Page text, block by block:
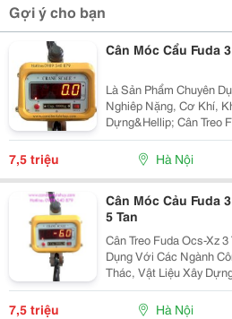
Gợi ý cho bạn
Cân Móc Cẩu Fuda
Là Sản Phẩm Chuyên
Nghiêp Nặng, Cơ Khí,
Dựng&Hellip; Cân Treo
Được Công Ty Điện Máy
Được Sản Xuất Theo
Chắc Chắn, Bền
7,5 triệu Hà Nội
Cân Móc Cảu Fuda
5 Tan
Cân Treo Fuda Ocs-Xz 3 Tấn/1Kg Là
Dụng Với Các Ngành
Thác, Vật Liệu Xây
Có Thiết Kế Chắc
Của Môi Trường. Độ
7,5 triệu Hà Nội